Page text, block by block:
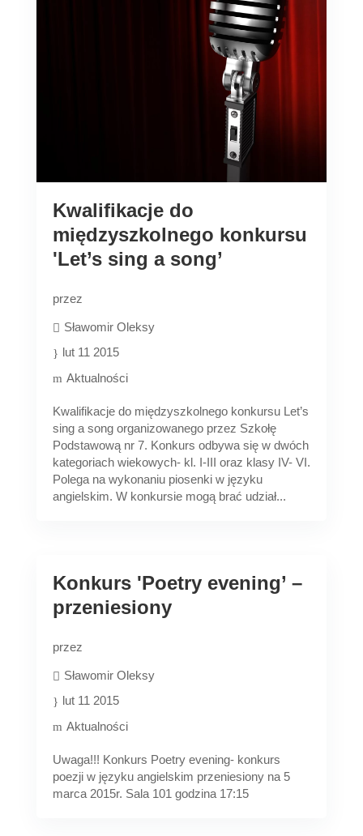
Kwalifikacje do
międzyszkolnego konkursu
'Let’s sing a song’
przez
Sławomir Oleksy
lut 11 2015
Aktualności
Kwalifikacje do międzyszkolnego konkursu Let’s
sing a song organizowanego przez Szkołę
Podstawową nr 7. Konkurs odbywa się w dwóch
kategoriach wiekowych- kl. I-III oraz klasy IV- VI.
Polega na wykonaniu piosenki w języku
angielskim. W konkursie mogą brać udział...
Konkurs 'Poetry evening’ –
przeniesiony
przez
Sławomir Oleksy
lut 11 2015
Aktualności
Uwaga!!! Konkurs Poetry evening- konkurs
poezji w języku angielskim przeniesiony na 5
marca 2015r. Sala 101 godzina 17:15